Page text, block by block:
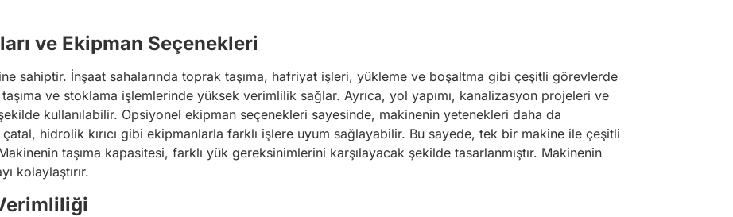
ve Ekipman Seçenekleri
sahiptir. İnşaat sahalarında toprak taşıma, hafriyat işleri, yükleme ve boşaltma gibi çeşitli görevlerde
ve stoklama işlemlerinde yüksek verimlilik sağlar. Ayrıca, yol yapımı, kanalizasyon projeleri ve
kullanılabilir. Opsiyonel ekipman seçenekleri sayesinde, makinenin yetenekleri daha da
hidrolik kırıcı gibi ekipmanlarla farklı işlere uyum sağlayabilir. Bu sayede, tek bir makine ile çeşitli
taşıma kapasitesi, farklı yük gereksinimlerini karşılayacak şekilde tasarlanmıştır. Makinenin
kolaylaştırır.